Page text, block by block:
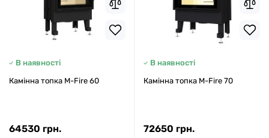
В наявності
Камінна топка M-Fire 60
64530 грн.
В наявності
Камінна топка M-Fire 70
72650 грн.